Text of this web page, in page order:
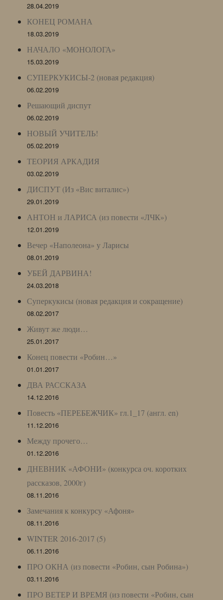
28.04.2019
КОНЕЦ РОМАНА
18.03.2019
НАЧАЛО «МОНОЛОГА»
15.03.2019
СУПЕРКУКИСЫ-2 (новая редакция)
06.02.2019
Решающий диспут
06.02.2019
НОВЫЙ УЧИТЕЛЬ!
05.02.2019
ТЕОРИЯ АРКАДИЯ
03.02.2019
ДИСПУТ (Из «Вис виталис»)
29.01.2019
АНТОН и ЛАРИСА (из повести «ЛЧК»)
12.01.2019
Вечер «Наполеона» у Ларисы
08.01.2019
УБЕЙ ДАРВИНА!
24.03.2018
Суперкукисы (новая редакция и сокращение)
08.02.2017
Живут же люди…
25.01.2017
Конец повести «Робин…»
01.01.2017
ДВА РАССКАЗА
14.12.2016
Повесть «ПЕРЕБЕЖЧИК» гл.1_17 (англ. en)
11.12.2016
Между прочего…
01.12.2016
ДНЕВНИК «АФОНИ» (конкурса оч. коротких
рассказов, 2000г)
08.11.2016
Замечания к конкурсу «Афоня»
08.11.2016
WINTER 2016-2017 (5)
06.11.2016
ПРО ОКНА (из повести «Робин, сын Робина»)
03.11.2016
ПРО ВЕТЕР И ВРЕМЯ (из повести «Робин, сын